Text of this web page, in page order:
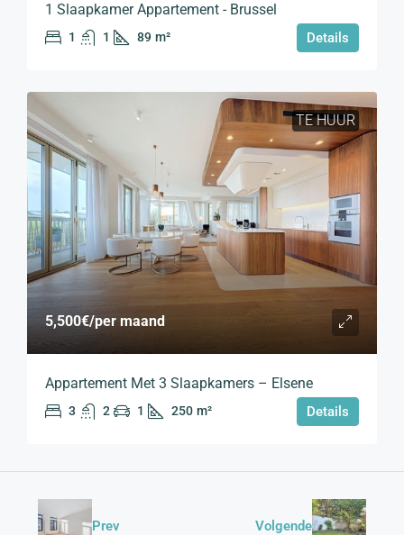
1 Slaapkamer Appartement - Brussel
1 1 89 m² Details
TE HUUR
5,500€/per maand
Appartement Met 3 Slaapkamers – Elsene
3 2 1 250 m² Details
Prev Volgende